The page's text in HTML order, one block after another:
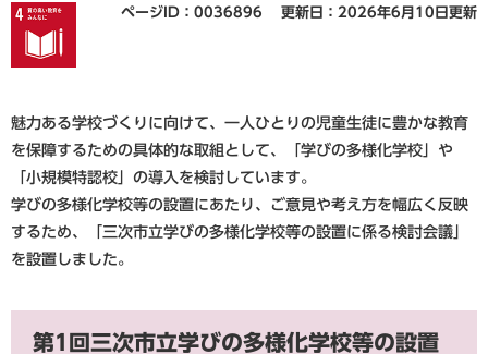
ページID：0036896 更新日：2026年6月10日更新
魅力ある学校づくりに向けて、一人ひとりの児童生徒に豊かな教育
を保障するための具体的な取組として、「学びの多様化学校」や
「小規模特認校」の導入を検討しています。
学びの多様化学校等の設置にあたり、ご意見や考え方を幅広く反映
するため、「三次市立学びの多様化学校等の設置に係る検討会議」
を設置しました。
第1回三次市立学びの多様化学校等の設置